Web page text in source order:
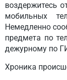
воздержитесь
мобильных
Немедленно
предмета по
дежурному по
Хроника